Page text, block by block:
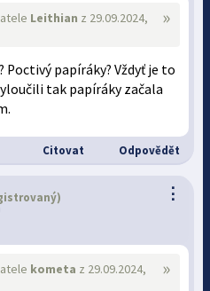
»
Leithian z 29.09.2024,
Poctivý papíráky? Vždyť je to
tak papíráky začala
Citovat Odpovědět
⋮
»
kometa z 29.09.2024,